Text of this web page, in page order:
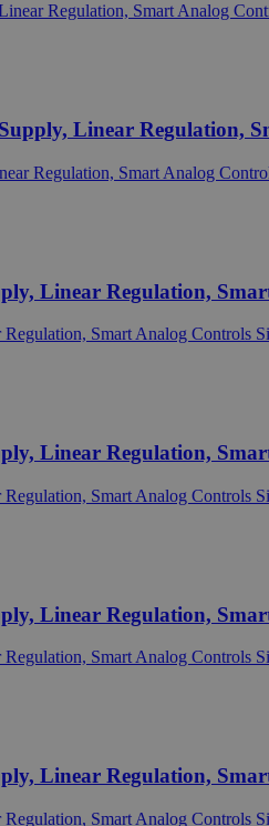
Linear Regulation,
Linear Regulation,
Linear Regulation,
Linear Regulation,
Linear Regulation,